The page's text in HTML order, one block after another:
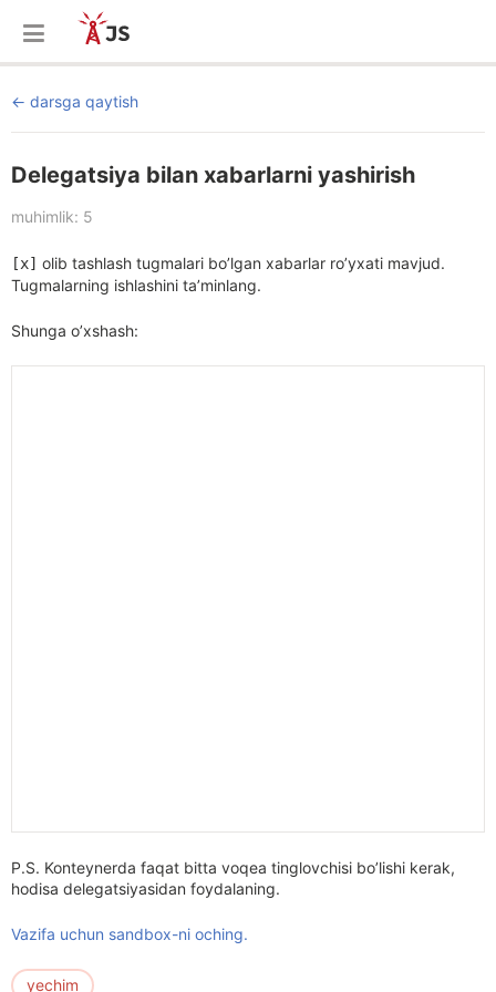
darsga qaytish
Delegatsiya bilan xabarlarni yashirish
muhimlik: 5
[x] olib tashlash tugmalari bo’lgan xabarlar ro’yxati mavjud.
Tugmalarning ishlashini ta’minlang.
Shunga o’xshash:
P.S. Konteynerda faqat bitta voqea tinglovchisi bo’lishi kerak,
hodisa delegatsiyasidan foydalaning.
Vazifa uchun sandbox-ni oching.
yechim